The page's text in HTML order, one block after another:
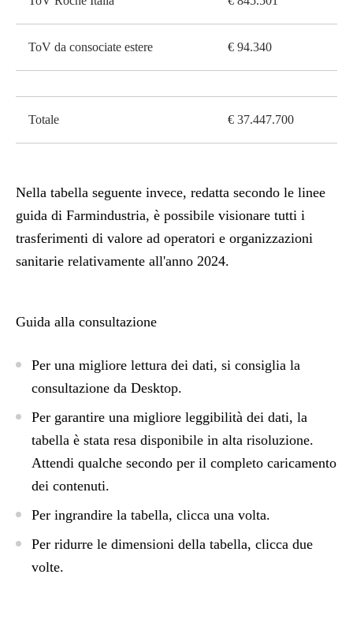
ToV da consociate estere € 94.340
Totale € 37.447.700
Nella tabella seguente invece, redatta secondo le linee
guida di Farmindustria, è possibile visionare tutti i
trasferimenti di valore ad operatori e organizzazioni
sanitarie relativamente all'anno 2024.
Guida alla consultazione
Per una migliore lettura dei dati, si consiglia la
consultazione da Desktop.
Per garantire una migliore leggibilità dei dati, la
tabella è stata resa disponibile in alta risoluzione.
Attendi qualche secondo per il completo caricamento
dei contenuti.
Per ingrandire la tabella, clicca una volta.
Per ridurre le dimensioni della tabella, clicca due
volte.